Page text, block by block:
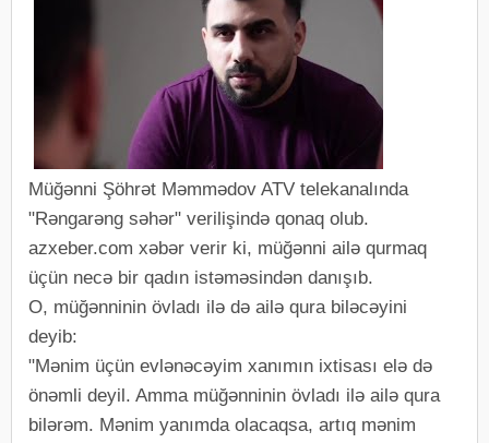
Müğənni Şöhrət Məmmədov ATV telekanalında
"Rəngarəng səhər" verilişində qonaq olub.
azxeber.com xəbər verir ki, müğənni ailə qurmaq
üçün necə bir qadın istəməsindən danışıb.
O, müğənninin övladı ilə də ailə qura biləcəyini
deyib:
"Mənim üçün evlənəcəyim xanımın ixtisası elə də
önəmli deyil. Amma müğənninin övladı ilə ailə qura
bilərəm. Mənim yanımda olacaqsa, artıq mənim